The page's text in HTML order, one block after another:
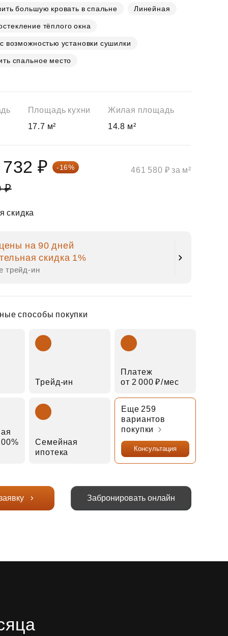
₽
₽ -16%
скидка
на 90 дней
скидка 1%
трейд‑ин
способы покупки
Трейд‑ин
Платеж
от 2 000 ₽⁠/⁠мес
Семейная
ипотека
Еще 259
вариантов
покупки
Консультация
461 580 ₽ за м²
Забронировать онлайн
большую кровать в спальне Линейная
тёплого окна
возможностью установки сушилки
спальное место
Площадь кухни
17.7 м²
Жилая площадь
14.8 м²